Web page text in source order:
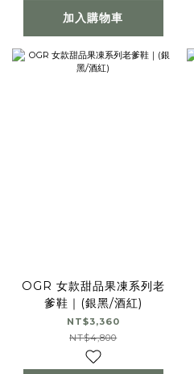
加入購物車
OGR 女款甜品果凍系列老
爹鞋｜(銀黑/酒紅)
NT$3,360
NT$4,800